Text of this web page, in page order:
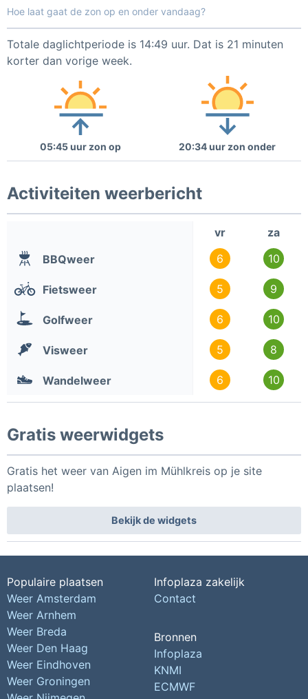
Hoe laat gaat de zon op en onder vandaag?
Totale daglichtperiode is 14:49 uur. Dat is 21 minuten
korter dan vorige week.
05:45 uur zon op 20:34 uur zon onder
Activiteiten weerbericht
vr
za
BBQweer
6 10
Fietsweer 5 9
Golfweer 6 10
Visweer 5 8
Wandelweer 6 10
Gratis weerwidgets
Gratis het weer van Aigen im Mühlkreis op je site
plaatsen!
Bekijk de widgets
Populaire plaatsen
Weer Amsterdam
Weer Arnhem
Weer Breda
Weer Den Haag
Weer Eindhoven
Weer Groningen
Infoplaza zakelijk
Contact
Bronnen
Infoplaza
KNMI
ECMWF